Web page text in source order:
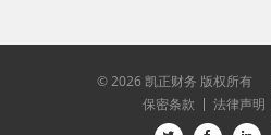
©2026 凯正财务 版权所有
保密条款
法律声明